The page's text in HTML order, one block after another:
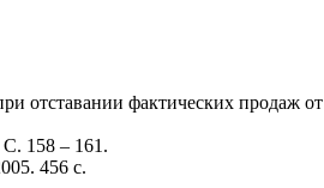
отставании фактических продаж от
158 – 161.
456 с.